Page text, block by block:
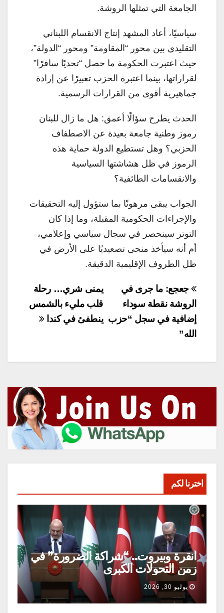
الجامعة التي تمثلها الروشة.
سياسيًا، أعاد المشهد إنتاج الانقسام اللبناني
التقليدي بين محور “المقاومة” ومحور “الدولة”،
حيث اعتبرت الحكومة ما حصل “تحديًا سافرًا”
لقراراتها، بينما اعتبره الحزب تعبيرًا عن إرادة
جماهيرية أقوى من القرارات الرسمية.
الحدث يطرح سؤالًا أعمق: هل ما زال للبنان
رموز وطنية جامعة بعيدة عن الاصطفاف
الحزبي؟ وهل تستطيع الدولة حماية هذه
الرموز في ظل هشاشتها السياسية
والانقسامات الطائفية؟
الجواب يبقى مرهونًا بما ستؤول إليه التحقيقات
والإجراءات الحكومية المقبلة، وما إذا كان
التوتر سينحصر في سجال سياسي وإعلامي،
أم أنه سيأخذ منحى تصعيديًا على الأرض في
ظل الظروف الإقليمية الدقيقة.
تصفّح
المقالات
يمنى شري… رحلة
قلب مليء بالشمس
ينطفئ في كندا
جعجع: ما جرى في
الروشة نقطة سوداء
إضافية في سجل “حزب
الله”
اخترنا لكم
أنقرة وبيروت.. “شراكة الضرورة” في
زمن التحولات الكبرى
يوليو 30, 2026